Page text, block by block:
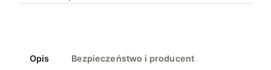
Opis Bezpieczeństwo i producent